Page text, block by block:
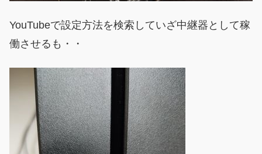
YouTubeで設定方法を検索していざ中継器として稼
働させるも・・